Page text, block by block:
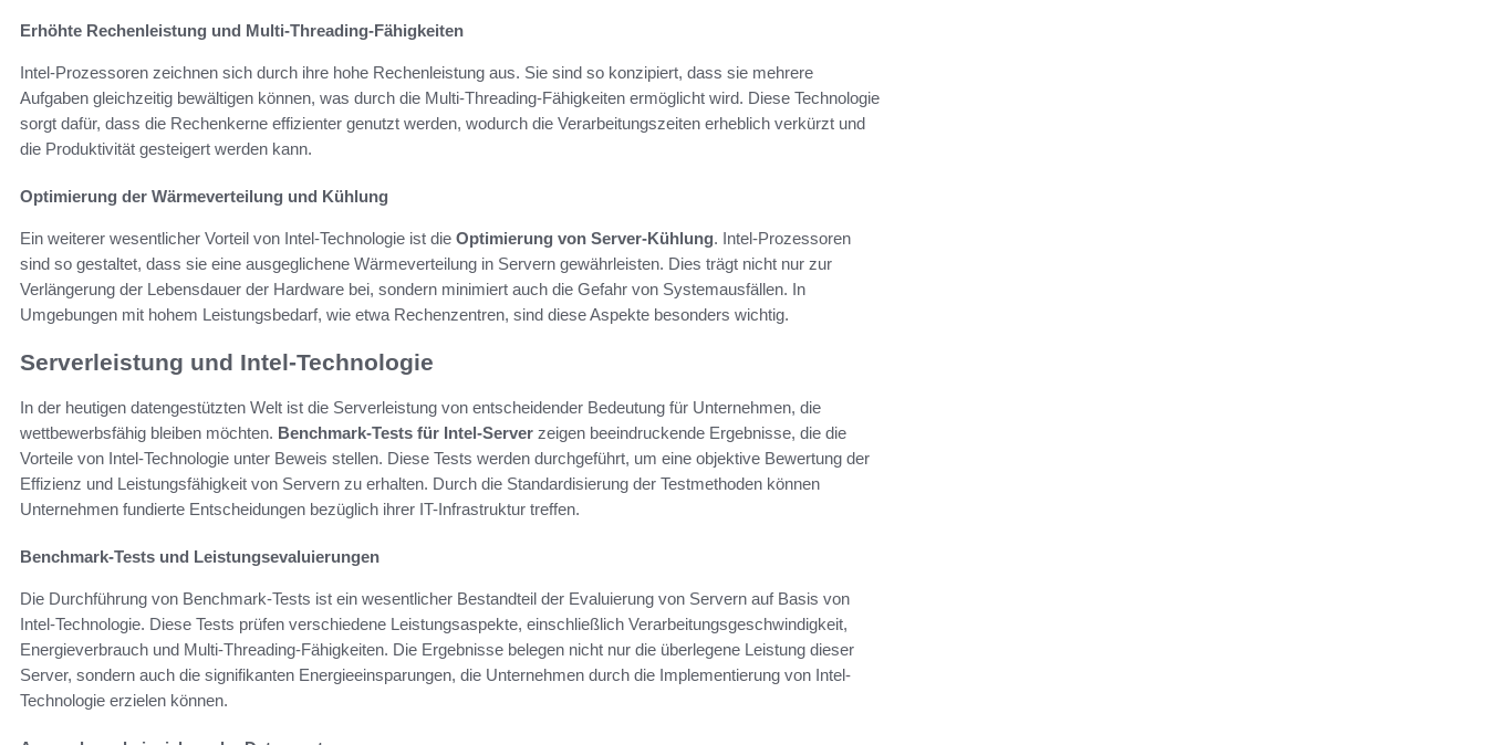
Erhöhte Rechenleistung und Multi-Threading-Fähigkeiten
Intel-Prozessoren zeichnen sich durch ihre hohe Rechenleistung aus. Sie sind so konzipiert, dass sie mehrere
Aufgaben gleichzeitig bewältigen können, was durch die Multi-Threading-Fähigkeiten ermöglicht wird. Diese Technologie
sorgt dafür, dass die Rechenkerne effizienter genutzt werden, wodurch die Verarbeitungszeiten erheblich verkürzt und
die Produktivität gesteigert werden kann.
Optimierung der Wärmeverteilung und Kühlung
Ein weiterer wesentlicher Vorteil von Intel-Technologie ist die Optimierung von Server-Kühlung. Intel-Prozessoren
sind so gestaltet, dass sie eine ausgeglichene Wärmeverteilung in Servern gewährleisten. Dies trägt nicht nur zur
Verlängerung der Lebensdauer der Hardware bei, sondern minimiert auch die Gefahr von Systemausfällen. In
Umgebungen mit hohem Leistungsbedarf, wie etwa Rechenzentren, sind diese Aspekte besonders wichtig.
Serverleistung und Intel-Technologie
In der heutigen datengestützten Welt ist die Serverleistung von entscheidender Bedeutung für Unternehmen, die
wettbewerbsfähig bleiben möchten. Benchmark-Tests für Intel-Server zeigen beeindruckende Ergebnisse, die die
Vorteile von Intel-Technologie unter Beweis stellen. Diese Tests werden durchgeführt, um eine objektive Bewertung der
Effizienz und Leistungsfähigkeit von Servern zu erhalten. Durch die Standardisierung der Testmethoden können
Unternehmen fundierte Entscheidungen bezüglich ihrer IT-Infrastruktur treffen.
Benchmark-Tests und Leistungsevaluierungen
Die Durchführung von Benchmark-Tests ist ein wesentlicher Bestandteil der Evaluierung von Servern auf Basis von
Intel-Technologie. Diese Tests prüfen verschiedene Leistungsaspekte, einschließlich Verarbeitungsgeschwindigkeit,
Energieverbrauch und Multi-Threading-Fähigkeiten. Die Ergebnisse belegen nicht nur die überlegene Leistung dieser
Server, sondern auch die signifikanten Energieeinsparungen, die Unternehmen durch die Implementierung von Intel-
Technologie erzielen können.